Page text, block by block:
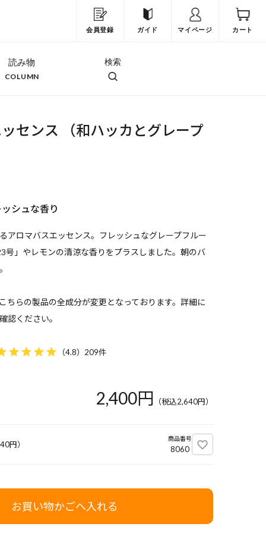
会員登録
ガイド マイページ カート
読み物
COLUMN
検索
センス （和ハッカとグレープ
シュな香り
アロマバスエッセンス。フレッシュなグレープフルー
号」やレモンの清涼な香りをプラスしました。朝のバ
ちらの製品の全成分が変更となっております。詳細に
認ください。
（4.8） 209件
2,400円 （税込2,640円）
円）
商品番号
8060
お買い物かごへ入れる